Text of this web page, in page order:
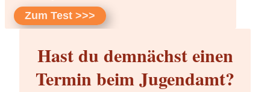
Zum Test >>>
Hast du demnächst einen
Termin beim Jugendamt?